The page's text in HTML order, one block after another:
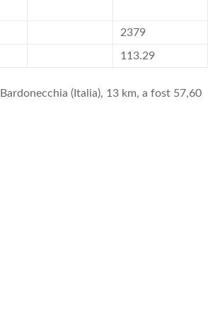
2379
113.29
(Italia), 13 km, a fost 57,60